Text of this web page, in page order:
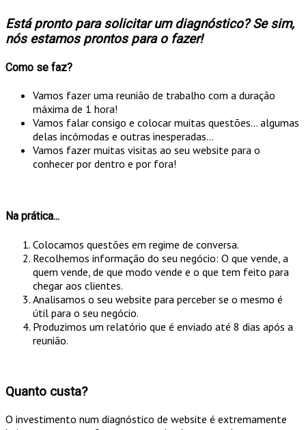
Está pronto para solicitar um diagnóstico? Se sim,
nós estamos prontos para o fazer!
Como se faz?
Vamos fazer uma reunião de trabalho com a duração
máxima de 1 hora!
Vamos falar consigo e colocar muitas questões... algumas
delas incómodas e outras inesperadas...
Vamos fazer muitas visitas ao seu website para o
conhecer por dentro e por fora!
Na prática...
Colocamos questões em regime de conversa.
Recolhemos informação do seu negócio: O que vende, a
quem vende, de que modo vende e o que tem feito para
chegar aos clientes.
Analisamos o seu website para perceber se o mesmo é
útil para o seu negócio.
Produzimos um relatório que é enviado até 8 dias após a
reunião.
Quanto custa?
O investimento num diagnóstico de website é extremamente